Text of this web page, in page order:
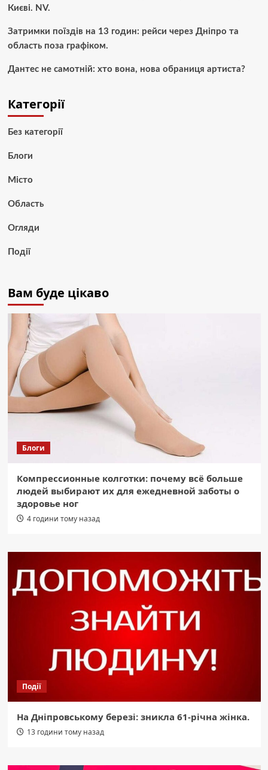
Києві. NV.
Затримки поїздів на 13 годин: рейси через Дніпро та
область поза графіком.
Дантес не самотній: хто вона, нова обраниця артиста?
Категорії
Без категорії
Блоги
Місто
Область
Огляди
Події
Вам буде цікаво
Блоги
Компрессионные колготки: почему всё больше
людей выбирают их для ежедневной заботы о
здоровье ног
4 години тому назад
Події
На Дніпровському березі: зникла 61-річна жінка.
13 години тому назад